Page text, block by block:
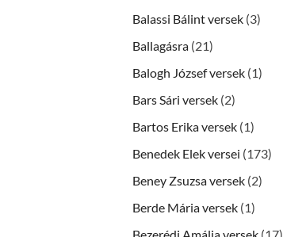
Balassi Bálint versek (3)
Ballagásra (21)
Balogh József versek (1)
Bars Sári versek (2)
Bartos Erika versek (1)
Benedek Elek versei (173)
Beney Zsuzsa versek (2)
Berde Mária versek (1)